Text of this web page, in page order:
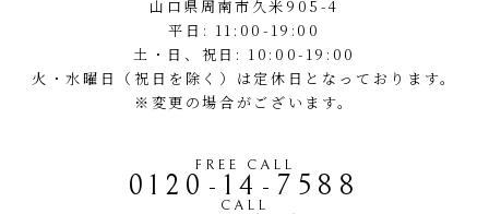
山口県周南市久米905-4
平日: 11:00-19:00
土・日、祝日: 10:00-19:00
火・水曜日（祝日を除く）は定休日となっております。
※変更の場合がございます。
FREE CALL
0120-14-7588
CALL